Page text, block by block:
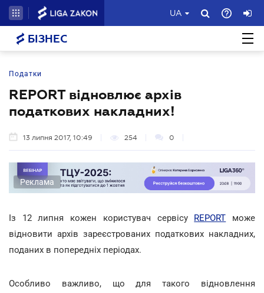
UA
БІЗНЕС
Податки
REPORT відновлює архів
податкових накладних!
13 липня 2017, 10:49 254 0
Реклама
Із 12 липня кожен користувач сервісу REPORT може
відновити архів зареєстрованих податкових накладних,
поданих в попередніх періодах.
Особливо важливо, що для такого відновлення